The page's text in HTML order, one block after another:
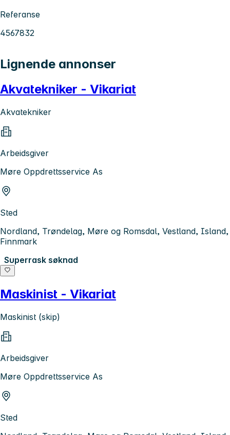
Referanse
4567832
Lignende annonser
Akvatekniker - Vikariat
Akvatekniker
Arbeidsgiver
Møre Oppdrettsservice As
Sted
Nordland, Trøndelag, Møre og Romsdal, Vestland, Island,
Finnmark
Superrask søknad
Maskinist - Vikariat
Maskinist (skip)
Arbeidsgiver
Møre Oppdrettsservice As
Sted